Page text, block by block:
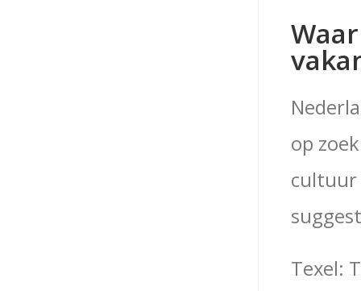
op
cultuur
Texel: